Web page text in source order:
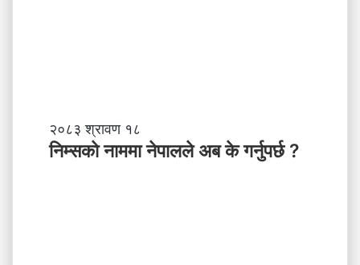
तृ
त्व
नि
म्स
२०८३ श्रावण १८
निम्सकाे नाममा नेपालले अब के गर्नुपर्छ ?